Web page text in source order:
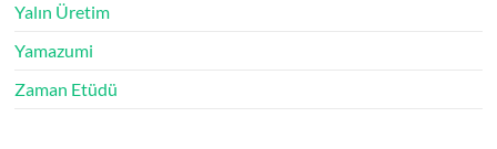
Yalın Üretim
Yamazumi
Zaman Etüdü